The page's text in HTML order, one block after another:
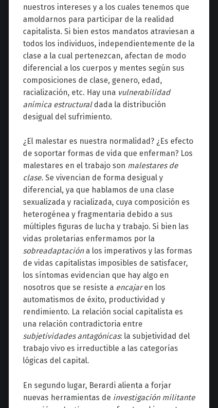
nuestros intereses y a los cuales tenemos que
amoldarnos para participar de la realidad
capitalista. Si bien estos mandatos atraviesan a
todos los individuos, independientemente de la
clase a la cual pertenezcan, afectan de modo
diferencial a los cuerpos y mentes según sus
composiciones de clase, genero, edad,
racialización, etc. Hay una vulnerabilidad
anímica estructuraldada la distribución
desigual del sufrimiento.
¿El malestar es nuestra normalidad? ¿Es efecto
de soportar formas de vida que enferman? Los
malestares en el trabajo son malestares de
clase. Se vivencian de forma desigual y
diferencial, ya que hablamos de una clase
sexualizada y racializada, cuya composición es
heterogénea y fragmentaria debido a sus
múltiples figuras de lucha y trabajo. Si bien las
vidas proletarias enfermamos por la
sobreadaptación a los imperativos y las formas
de vidas capitalistas imposibles de satisfacer,
los síntomas evidencian que hay algo en
nosotros que se resiste a encajaren los
automatismos de éxito, productividad y
rendimiento. La relación social capitalista es
una relación contradictoria entre
subjetividades antagónicas: la subjetividad del
trabajo vivo es irreductible a las categorías
lógicas del capital.
En segundo lugar, Berardi alienta a forjar
nuevas herramientas de investigación militante